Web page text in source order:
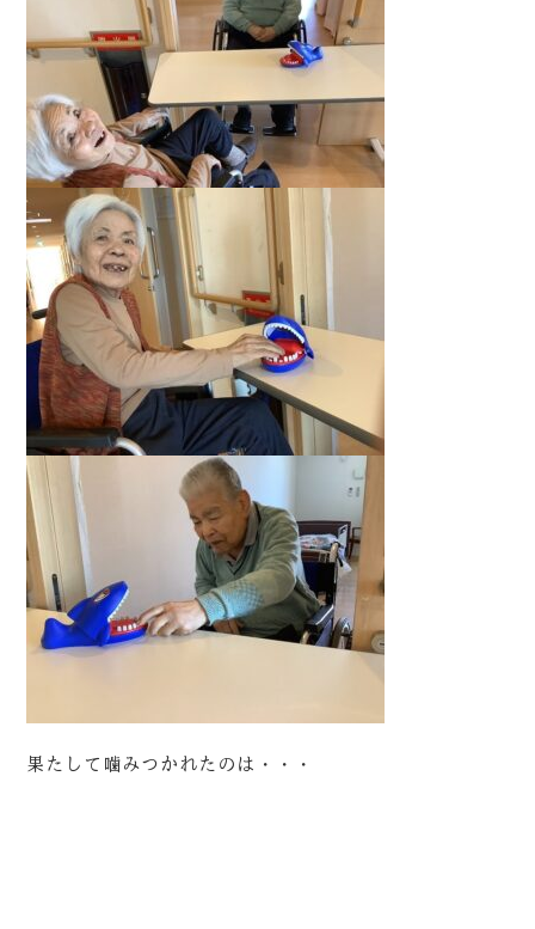
果たして噛みつかれたのは・・・